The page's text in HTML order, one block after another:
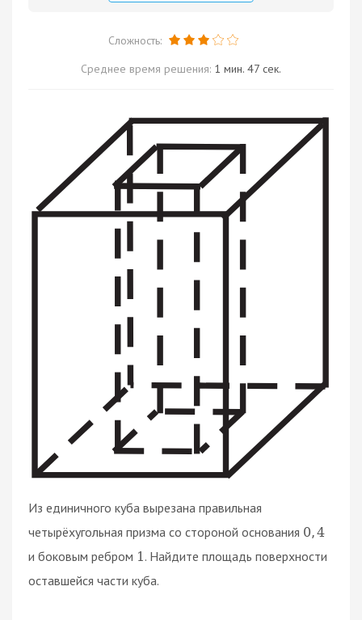
Сложность:
Среднее время решения: 1 мин. 47 сек.
Из единичного куба вырезана правильная
четырёхугольная призма со стороной основания 0,4
и боковым ребром 1. Найдите площадь поверхности
оставшейся части куба.